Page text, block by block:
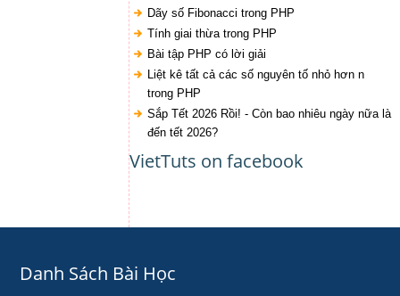
Dãy số Fibonacci trong PHP
Tính giai thừa trong PHP
Bài tập PHP có lời giải
Liệt kê tất cả các số nguyên tố nhỏ hơn n
trong PHP
Sắp Tết 2026 Rồi! - Còn bao nhiêu ngày nữa là
đến tết 2026?
VietTuts on facebook
Danh Sách Bài Học